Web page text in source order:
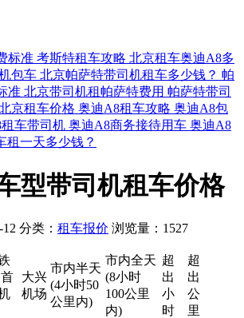
标准 考斯特租车攻略 北京租车奥迪A8多
包车 北京帕萨特带司机租车多少钱？ 帕
准 北京带司机租帕萨特费用 帕萨特带司
京租车价格 奥迪A8租车攻略 奥迪A8包
车带司机 奥迪A8商务接待用车 奥迪A8
租一天多少钱？
型带司机租车价格
分类： 租车报价 浏览量：1527
大兴
机场
市内半天
(4小时50
公里内)
市内全天
(8小时
100公里
内)
超
出
小
时
超
出
公
里